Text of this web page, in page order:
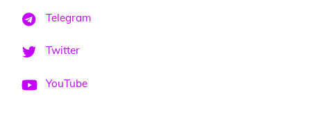
Telegram
Twitter
YouTube